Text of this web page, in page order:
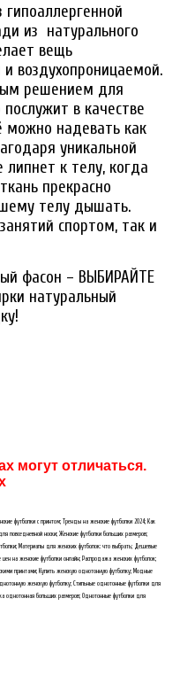
из натурального
вещь
и воздухопроницаемой.
решением для
в качестве
надевать как
уникальной
липнет к телу, когда
прекрасно
телу дышать.
спортом, так и
фасон – ВЫБИРАЙТЕ
натуральный
могут отличаться.
футболки с принтом; Тренды на женские футболки 2024; Как
повседневной носки; Женские футболки больших размеров;
Материалы для женских футболок: что выбрать; Дешевые
на женские футболки онлайн; Распродажа женских футболок;
принтами; Купить женскую однотонную футболку; Модные
женскую футболку; Стильные однотонные футболки для
однотонная больших размеров; Однотонные футболки для